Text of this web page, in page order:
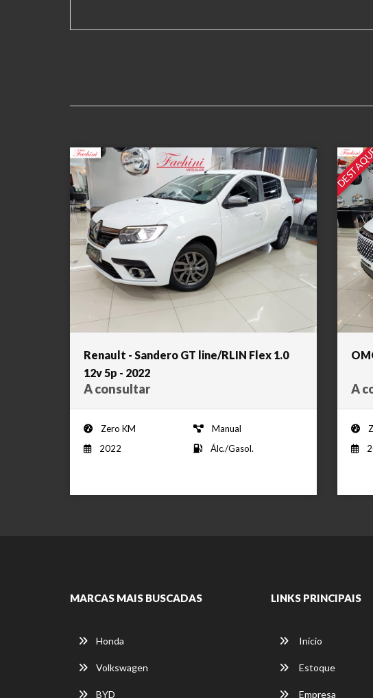
Renault - Sandero GT line/RLIN Flex 1.0
12v 5p - 2022
A consultar
Zero KM
Manual
2022
Álc./Gasol.
A
MARCAS MAIS BUSCADAS
Honda
Volkswagen
BYD
LINKS PRINCIPAIS
Início
Estoque
Empresa